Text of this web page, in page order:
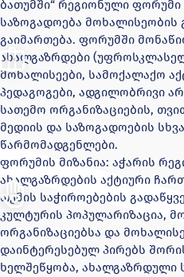
ბათუმში“ რეგიონული
საზოგადოება მოხალისეობის
გაიმართება. ფორუმში
ახალგაზრდები
მოხალისეები, სამოქალაქო
პედაგოგები, ადგილობრივი
სათემო ორგანიზაციების,
მედიის და საზოგადოების
წარმომადგენლები.
ფორუმის მიზანია: აჭარის
ახალგაზრდების აქტიური
თემის საჭიროებების
კულტურის პოპულარიზაცია,
ორგანიზაციებსა და
დაინტერესებულ პირებს
ხელშეწყობა, ახალგაზრდული